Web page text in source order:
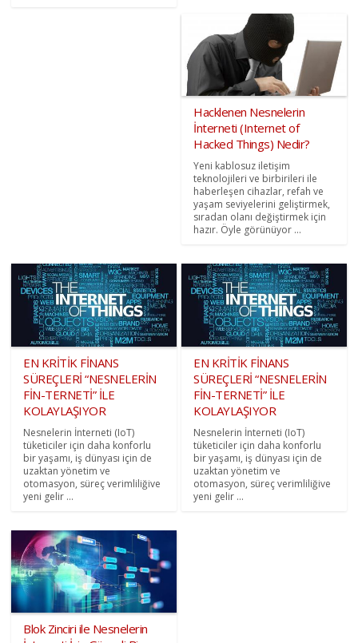
Hacklenen Nesnelerin
İnterneti (Internet of
Hacked Things) Nedir?
Yeni kablosuz iletişim
teknolojileri ve birbirileri ile
haberleşen cihazlar, refah ve
yaşam seviyelerini geliştirmek,
sıradan olanı değiştirmek için
hazır. Öyle görünüyor ...
EN KRİTİK FİNANS
SÜREÇLERİ “NESNELERİN
FİN-TERNETİ” İLE
KOLAYLAŞIYOR
Nesnelerin İnterneti (IoT)
tüketiciler için daha konforlu
bir yaşamı, iş dünyası için de
uzaktan yönetim ve
otomasyon, süreç verimliliğive
yeni gelir ...
EN KRİTİK FİNANS
SÜREÇLERİ “NESNELERİN
FİN-TERNETİ” İLE
KOLAYLAŞIYOR
Nesnelerin İnterneti (IoT)
tüketiciler için daha konforlu
bir yaşamı, iş dünyası için de
uzaktan yönetim ve
otomasyon, süreç verimliliğive
yeni gelir ...
Blok Zinciri ile Nesnelerin